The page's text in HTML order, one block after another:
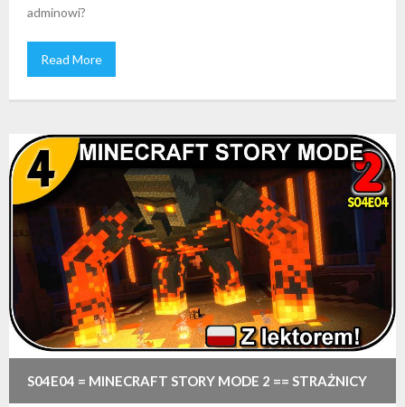
adminowi?
Read More
S04E04 = MINECRAFT STORY MODE 2 == STRAŻNICY